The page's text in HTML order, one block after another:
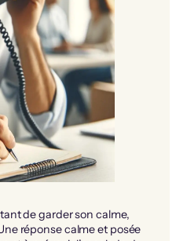
de garder son calme,
réponse calme et posée